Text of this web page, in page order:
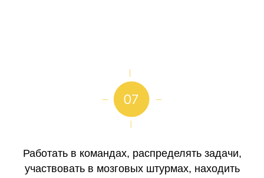
Работать в командах, распределять задачи,
участвовать в мозговых штурмах, находить